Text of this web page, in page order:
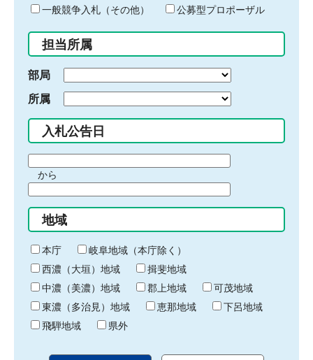
ド
入
力
一般競争入札（その他）
公募型プロポーザル
担当所属
部局
所属
入札公告日
間
始
り
から
間
終
わ
り
地域
本庁
岐阜地域（本庁除く）
西濃（大垣）地域
揖斐地域
中濃（美濃）地域
郡上地域
可茂地域
東濃（多治見）地域
恵那地域
下呂地域
飛騨地域
県外